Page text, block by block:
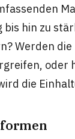
hin zu
Werden
oder
die